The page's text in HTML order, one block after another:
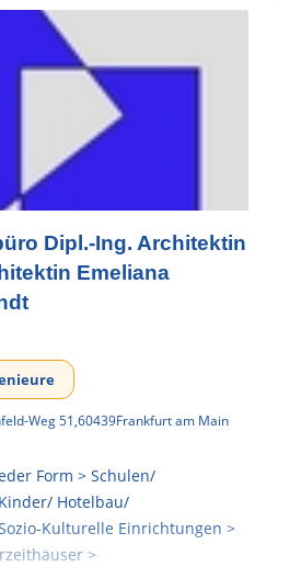
Dipl.-Ing. Architektin
Emeliana
Weg 51,60439Frankfurt am Main
Form > Schulen/
Hotelbau/
Kulturelle Einrichtungen >
>